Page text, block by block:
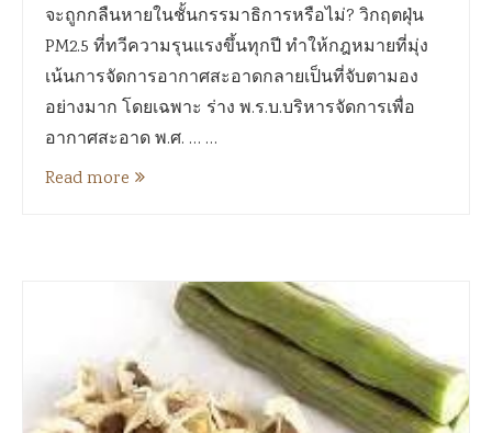
จะถูกกลืนหายในชั้นกรรมาธิการหรือไม่? วิกฤตฝุ่น
PM2.5 ที่ทวีความรุนแรงขึ้นทุกปี ทำให้กฎหมายที่มุ่ง
เน้นการจัดการอากาศสะอาดกลายเป็นที่จับตามอง
อย่างมาก โดยเฉพาะ ร่าง พ.ร.บ.บริหารจัดการเพื่อ
อากาศสะอาด พ.ศ. … …
Read more